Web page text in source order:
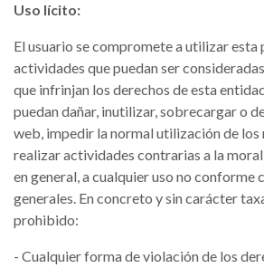
Uso lícito:
El usuario se compromete a utilizar esta
actividades que puedan ser
que infrinjan los derechos de esta
puedan dañar, inutilizar, sobrecargar o
web, impedir la normal utilización de los
realizar actividades contrarias a la
en general, a cualquier uso no conforme
generales. En concreto y sin carácter
prohibido:
- Cualquier forma de violación de los